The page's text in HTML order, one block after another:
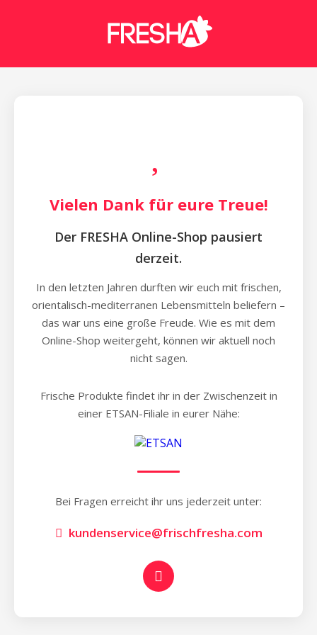
Vielen Dank für eure Treue!
Der FRESHA Online-Shop pausiert
derzeit.
In den letzten Jahren durften wir euch mit frischen,
orientalisch-mediterranen Lebensmitteln beliefern –
das war uns eine große Freude. Wie es mit dem
Online-Shop weitergeht, können wir aktuell noch
nicht sagen.
Frische Produkte findet ihr in der Zwischenzeit in
einer ETSAN-Filiale in eurer Nähe:
Bei Fragen erreicht ihr uns jederzeit unter:
kundenservice@frischfresha.com